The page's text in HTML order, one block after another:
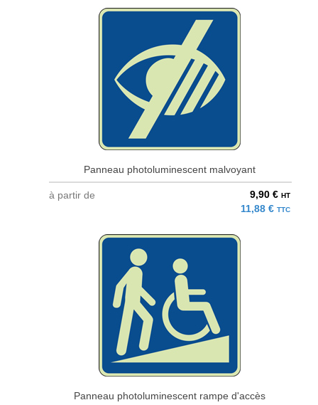
Panneau photoluminescent malvoyant
à partir de 9,90 € HT
11,88 € TTC
Panneau photoluminescent rampe d'accès